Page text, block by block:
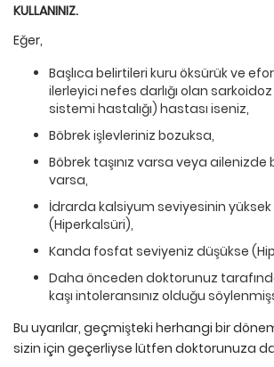
KULLANINIZ.
Eğer,
Başlıca belirtileri kuru öksürük ve
ilerleyici nefes darlığı olan sarkoidoz
sistemi hastalığı) hastası iseniz,
Böbrek işlevleriniz bozuksa,
Böbrek taşınız varsa veya ailenizde
varsa,
İdrarda kalsiyum seviyesinin yüksek
(Hiperkalsüri),
Kanda fosfat seviyeniz düşükse
Daha önceden doktorunuz
kaşı intoleransınız olduğu
Bu uyarılar, geçmişteki herhangi bir
sizin için geçerliyse lütfen doktorunuza